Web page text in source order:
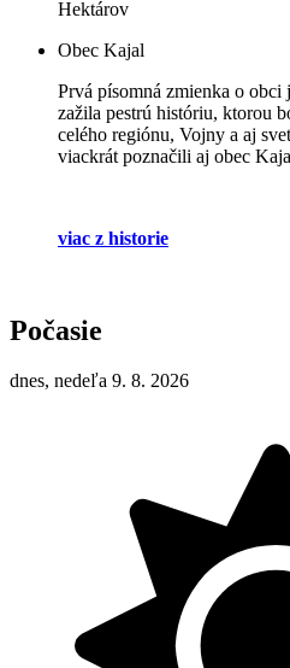
Hektárov
Obec Kajal
Prvá písomná zmienka o
zažila pestrú históriu, ktorou
celého regiónu, Vojny a aj
viackrát poznačili aj obec
viac z historie
Počasie
dnes, nedeľa 9. 8. 2026